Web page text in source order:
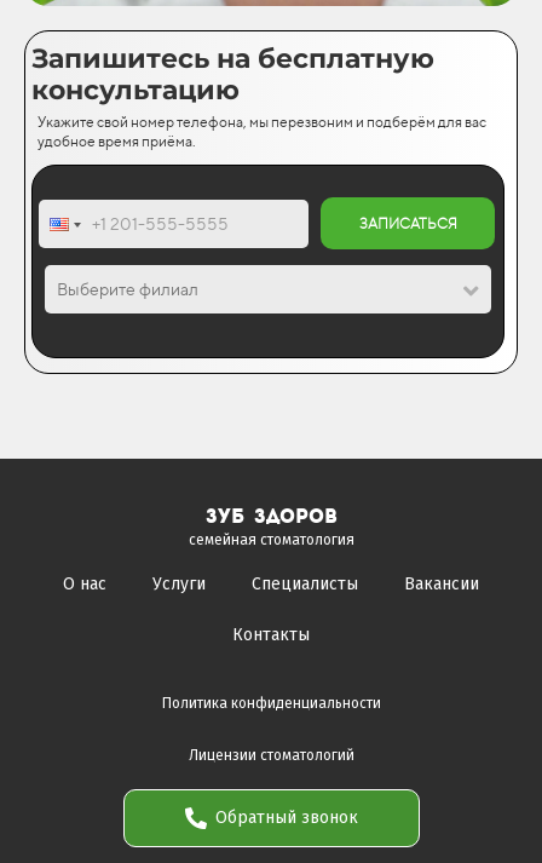
Запишитесь на бесплатную
консультацию
Укажите свой номер телефона, мы перезвоним и подберём для вас
удобное время приёма.
ЗАПИСАТЬСЯ
Выберите филиал
зуб здоров
семейная стоматология
О нас Услуги Специалисты Вакансии
Контакты
Политика конфиденциальности
Лицензии стоматологий
Обратный звонок